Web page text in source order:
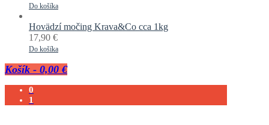
Do košíka
Hovädzí močing Krava&Co cca 1kg
17,90 €
Do košíka
Košík - 0,00 €
0
1